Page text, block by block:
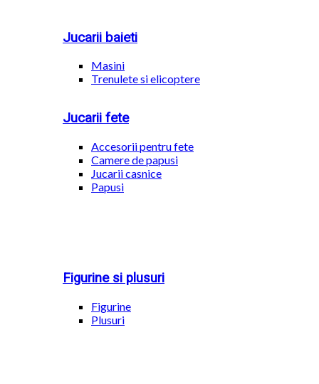
Jucarii baieti
Masini
Trenulete si elicoptere
Jucarii fete
Accesorii pentru fete
Camere de papusi
Jucarii casnice
Papusi
Figurine si plusuri
Figurine
Plusuri